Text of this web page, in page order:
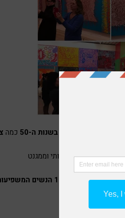
כשלמדה בניו-יורק בשנות ה-50 כמה
האמנית יוצרת במדיות שונות, קולאג’ים, ציור,
– Time”.